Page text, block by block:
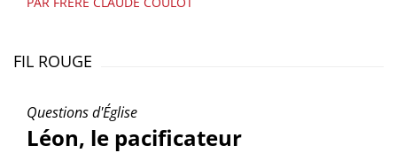
FIL ROUGE
Questions d'Église
Léon, le pacificateur